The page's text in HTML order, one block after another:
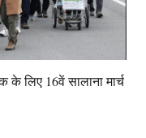
लिए 16वें सालाना मार्च